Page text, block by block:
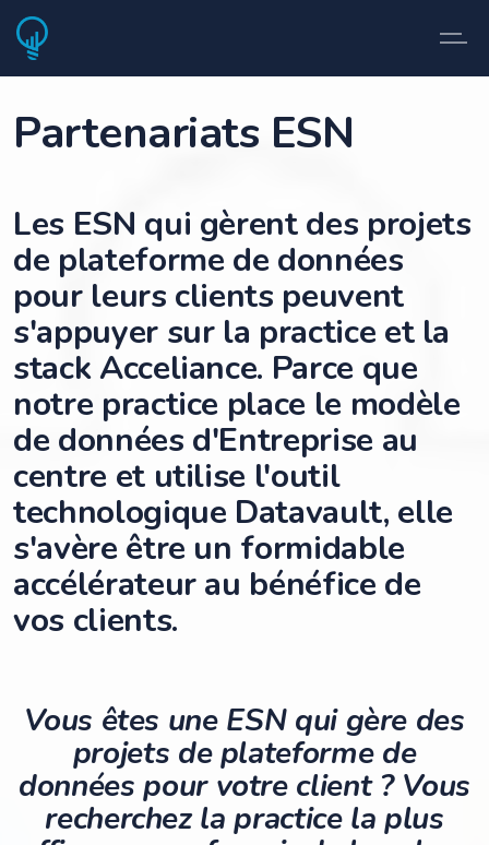
Partenariats ESN
Les ESN qui gèrent des projets
de plateforme de données
pour leurs clients peuvent
s'appuyer sur la practice et la
stack Acceliance. Parce que
notre practice place le modèle
de données d'Entreprise au
centre et utilise l'outil
technologique Datavault, elle
s'avère être un formidable
accélérateur au bénéfice de
vos clients.
Vous êtes une ESN qui gère des
projets de plateforme de
données pour votre client ? Vous
recherchez la practice la plus